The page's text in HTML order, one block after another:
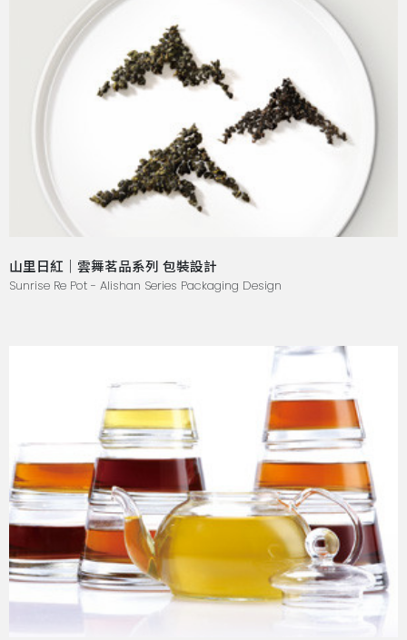
山里日紅｜雲舞茗品系列 包裝設計
Sunrise Re Pot - Alishan Series Packaging Design